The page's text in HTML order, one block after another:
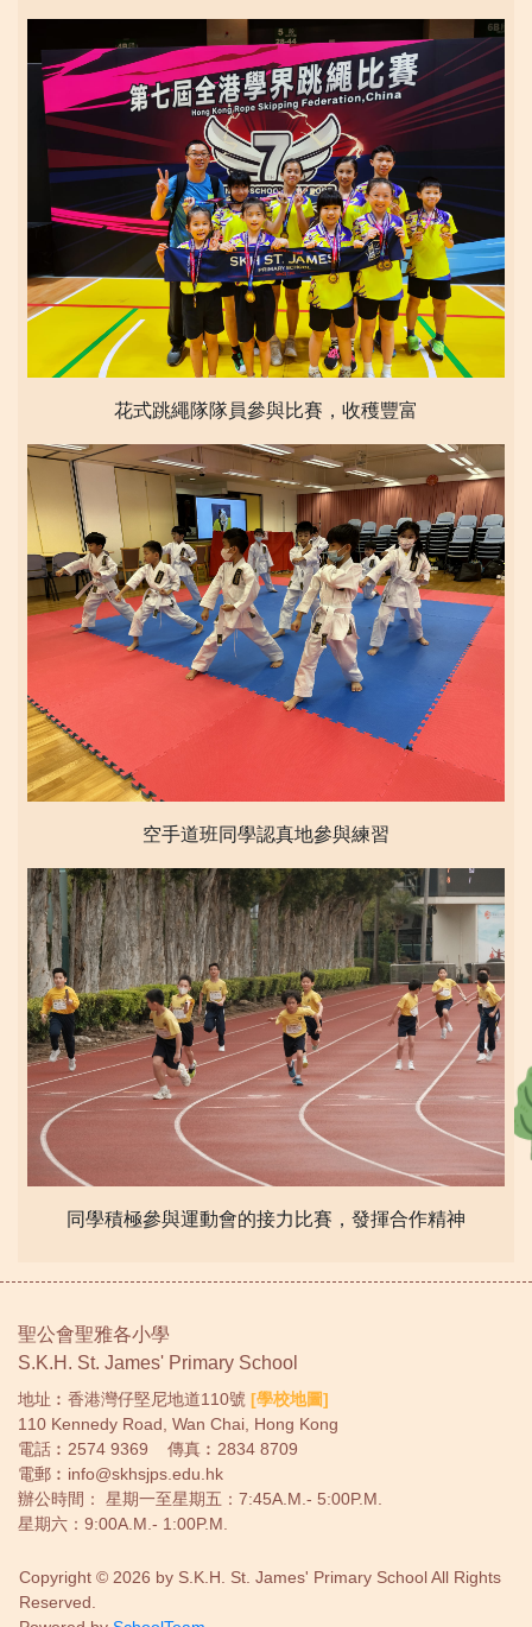
花式跳繩隊隊員參與比賽，收穫豐富
空手道班同學認真地參與練習
同學積極參與運動會的接力比賽，發揮合作精神
聖公會聖雅各小學
S.K.H. St. James' Primary School
地址︰香港灣仔堅尼地道110號 [學校地圖]
110 Kennedy Road, Wan Chai, Hong Kong
電話︰ 2574 9369 傳真︰2834 8709
電郵︰ info@skhsjps.edu.hk
辦公時間： 星期一至星期五：7:45A.M.- 5:00P.M.
星期六：9:00A.M.- 1:00P.M.
Copyright © 2026 by S.K.H. St. James' Primary School All Rights
Reserved.